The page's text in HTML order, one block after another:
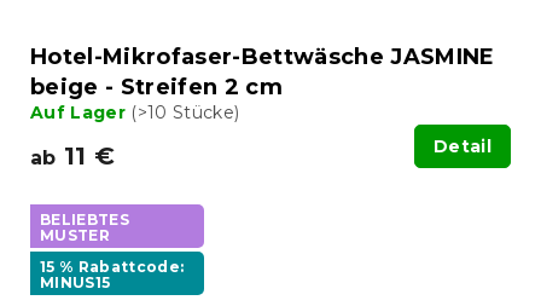
Hotel-Mikrofaser-Bettwäsche JASMINE
beige - Streifen 2 cm
Auf Lager (>10 Stücke)
ab 11 € Detail
BELIEBTES
MUSTER
15 % Rabattcode:
MINUS15